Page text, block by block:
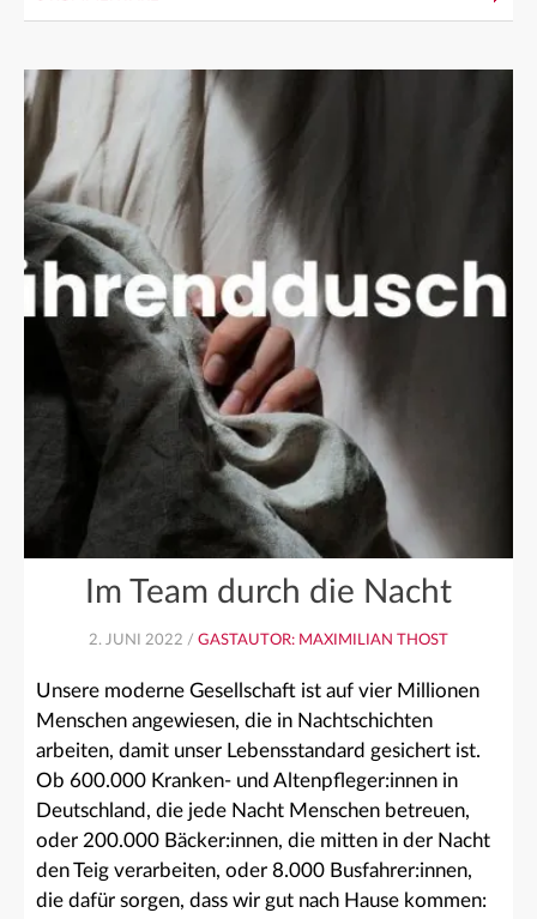
Im Team durch die Nacht
2. JUNI 2022 / GASTAUTOR: MAXIMILIAN THOST
Unsere moderne Gesellschaft ist auf vier Millionen
Menschen angewiesen, die in Nachtschichten
arbeiten, damit unser Lebensstandard gesichert ist.
Ob 600.000 Kranken- und Altenpfleger:innen in
Deutschland, die jede Nacht Menschen betreuen,
oder 200.000 Bäcker:innen, die mitten in der Nacht
den Teig verarbeiten, oder 8.000 Busfahrer:innen,
die dafür sorgen, dass wir gut nach Hause kommen: